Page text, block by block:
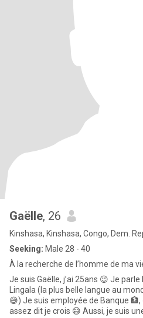
Gaëlle, 26
Kinshasa, Kinshasa, Congo, Dem.
Seeking: Male 28 - 40
À la recherche de l’homme de ma
Je suis Gaëlle, j’ai 25ans 😉 Je parle Français (Bonne maîtrise),
Lingala (la plus belle langue au
😅) Je suis employée de Banque 🏦, et Je travaille 5jrs/7 😅 J’ai
assez dit je crois 😅 Aussi, je suis